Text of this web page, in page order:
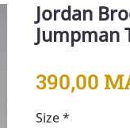
Jordan
Jumpman
390,00
Size*